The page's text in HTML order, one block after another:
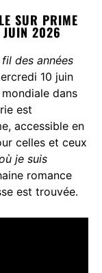
SUR PRIME
JUIN 2026
des années
10 juin
dans
est
accessible en
celles et ceux
je suis
romance
est trouvée.